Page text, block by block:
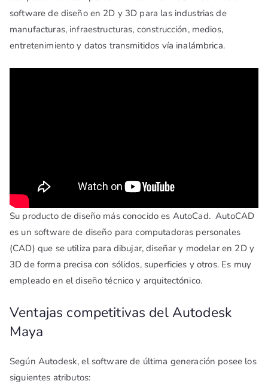
software de diseño en 2D y 3D para las industrias de
manufacturas, infraestructuras, construcción, medios,
entretenimiento y datos transmitidos vía inalámbrica.
Su producto de diseño más conocido es AutoCad. AutoCAD
es un software de diseño para computadoras personales
(CAD) que se utiliza para dibujar, diseñar y modelar en 2D y
3D de forma precisa con sólidos, superficies y otros. Es muy
empleado en el diseño técnico y arquitectónico.
Ventajas competitivas del Autodesk
Maya
Según Autodesk, el software de última generación posee los
siguientes atributos: